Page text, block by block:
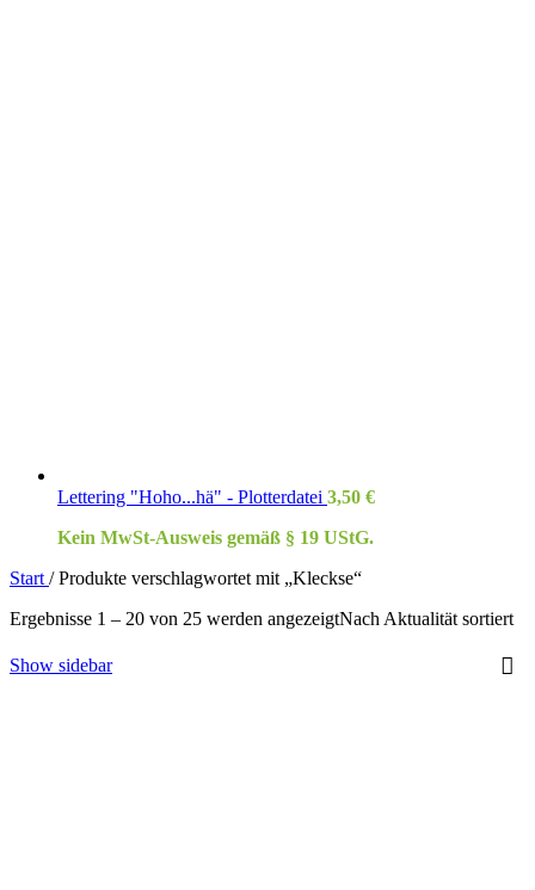
Lettering "Hoho...hä" - Plotterdatei 3,50 €
Kein MwSt-Ausweis gemäß § 19 UStG.
Start / Produkte verschlagwortet mit „Kleckse“
Ergebnisse 1 – 20 von 25 werden angezeigtNach Aktualität sortiert
Show sidebar